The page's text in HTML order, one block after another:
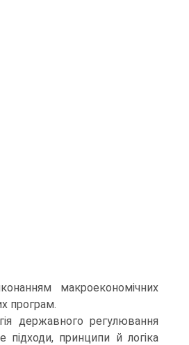
макроекономічних
програм.
державного регулювання
підходи, принципи й логіка